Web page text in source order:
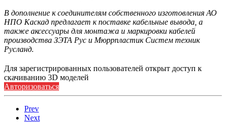
В дополнение к соединителям собственного изготовления АО
НПО Каскад предлагает к поставке кабельные вывода, а
также аксессуары для монтажа и маркировки кабелей
производства ЗЭТА Рус и Мюррпластик Систем техник
Русланд.
Для зарегистрированных пользователей открыт доступ к
скачиванию 3D моделей
Авторизоваться
Prev
Next